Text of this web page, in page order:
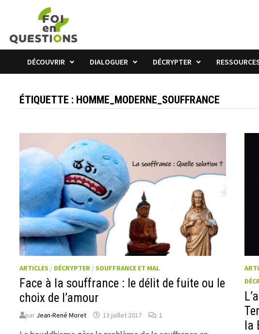
contenu
DÉCOUVRIR DIALOGUER DÉCRYPTER
ÉTIQUETTE : HOMME_MODERNE_SOUFFRANCE
ARTICLES / DÉCRYPTER /SOUFFRANCE ET MAL
Face à la souffrance : le délit de fuite ou le
choix de l’amour
par Jean-René Moret 13 juillet 2017 1
la